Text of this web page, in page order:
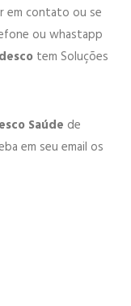
em contato ou se
ou whastapp
tem Soluções
Saúde de
em seu email os